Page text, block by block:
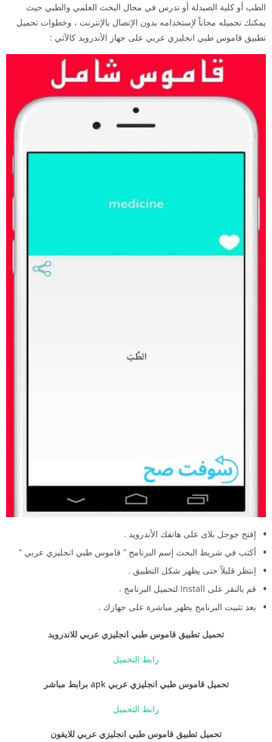
الطب أو كلية الصيدلة أو تدرس في مجال البحث العلمي والطبي حيث
يمكنك تحميله مجاناً لإستخدامه بدون الإتصال بالإنترنت ، وخطوات تحميل
تطبيق قاموس طبي انجليزي عربي على جهاز الأندرويد كالآتي :
إفتح جوجل بلاى على هاتفك الأندرويد .
أكتب في شريط البحث إسم البرنامج ” قاموس طبي انجليزي عربي “
إنتظر قليلاً حتى يظهر شكل التطبيق .
قم بالنقر على Install لتحميل البرنامج .
بعد تثبيت البرنامج يظهر مباشرة على جهازك .
تحميل تطبيق قاموس طبي انجليزي عربي للاندرويد
رابط التحميل
تحميل قاموس طبي انجليزي عربي apk برابط مباشر
رابط التحميل
تحميل تطبيق قاموس طبي انجليزي عربي للايفون